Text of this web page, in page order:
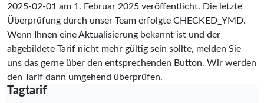
2025-02-01 am 1. Februar 2025 veröffentlicht. Die letzte
Überprüfung durch unser Team erfolgte CHECKED_YMD.
Wenn Ihnen eine Aktualisierung bekannt ist und der
abgebildete Tarif nicht mehr gültig sein sollte, melden Sie
uns das gerne über den entsprechenden Button. Wir werden
den Tarif dann umgehend überprüfen.
Tagtarif